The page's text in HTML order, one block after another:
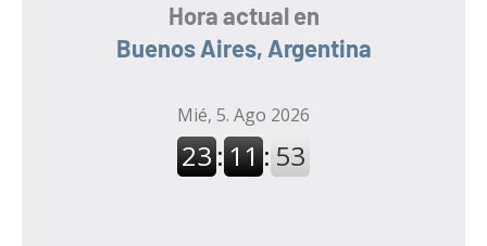
Hora actual en
Buenos Aires, Argentina